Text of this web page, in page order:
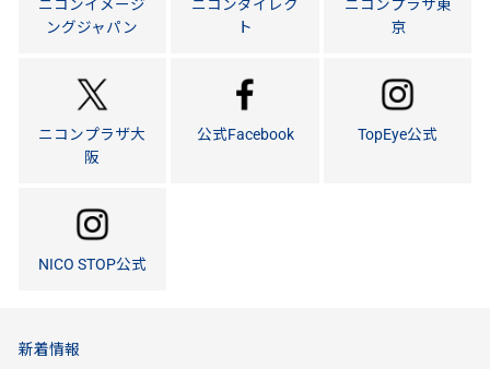
ニコンイメージ
ングジャパン
ニコンダイレク
ト
ニコンプラザ東
京
ニコンプラザ大
阪
公式Facebook TopEye公式
NICO STOP公式
新着情報